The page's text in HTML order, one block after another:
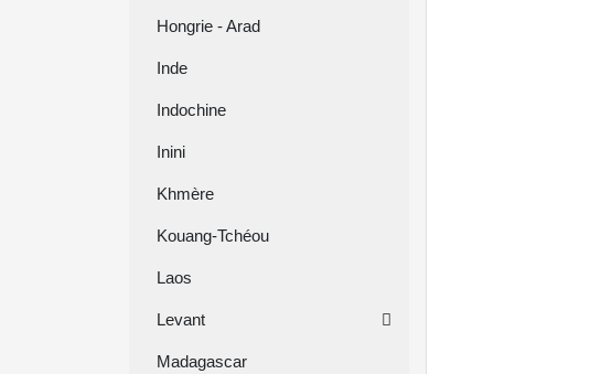
Hongrie - Arad
Inde
Indochine
Inini
Khmère
Kouang-Tchéou
Laos
Levant
Madagascar